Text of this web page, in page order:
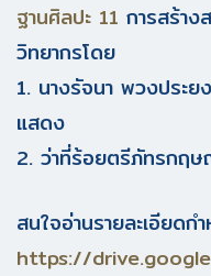
ฐานศิลปะ 11 การสร้า
วิทยากรโดย
1. นางรัจนา พวงประย
แสดง
2. ว่าที่ร้อยตรีภัทรก
สนใจอ่านรายละเอียดก
https://